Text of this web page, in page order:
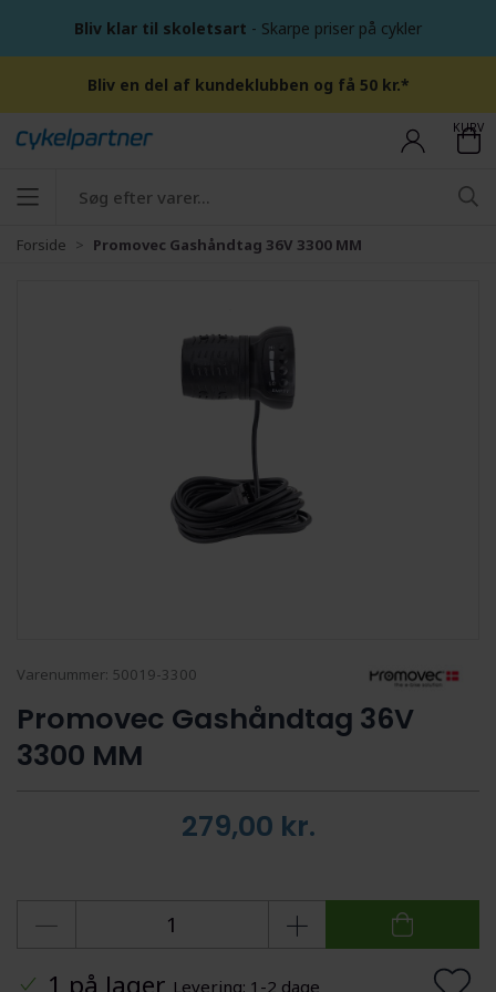
Bliv klar til skoletsart - Skarpe priser på cykler
Bliv en del af kundeklubben og få 50 kr.*
KURV
Forside Promovec Gashåndtag 36V 3300 MM
Varenummer: 50019-3300
Promovec Gashåndtag 36V
3300 MM
279,00 kr.
1 på lager Levering: 1-2 dage